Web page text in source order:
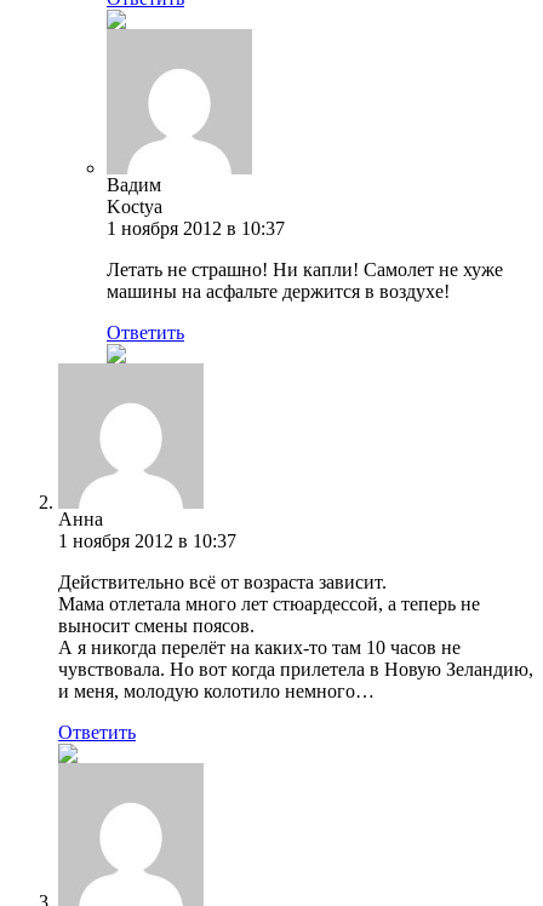
Вадим
Koctya
1 ноября 2012 в 10:37
Летать не страшно! Ни капли! Самолет не хуже
машины на асфальте держится в воздухе!
Ответить
Анна
1 ноября 2012 в 10:37
Действительно всё от возраста зависит.
Мама отлетала много лет стюардессой, а теперь не
выносит смены поясов.
А я никогда перелёт на каких-то там 10 часов не
чувствовала. Но вот когда прилетела в Новую Зеландию,
и меня, молодую колотило немного…
Ответить